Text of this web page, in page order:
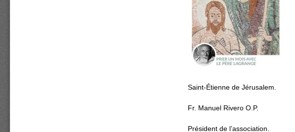
Saint-Étienne de Jérusalem.
Fr. Manuel Rivero O.P.
Président de l’association.